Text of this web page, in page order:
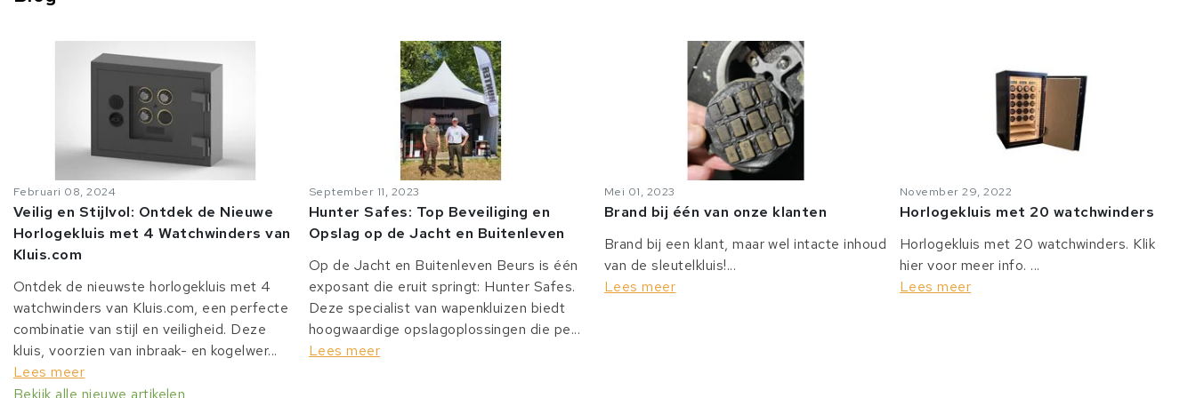
Februari 08, 2024
Veilig en Stijlvol: Ontdek de Nieuwe
Horlogekluis met 4 Watchwinders van
Kluis.com
Ontdek de nieuwste horlogekluis met 4
watchwinders van Kluis.com, een perfecte
combinatie van stijl en veiligheid. Deze
kluis, voorzien van inbraak- en kogelwer...
Lees meer
September 11, 2023
Hunter Safes: Top Beveiliging en
Opslag op de Jacht en Buitenleven
Op de Jacht en Buitenleven Beurs is één
exposant die eruit springt: Hunter Safes.
Deze specialist van wapenkluizen biedt
hoogwaardige opslagoplossingen die pe...
Lees meer
Mei 01, 2023
Brand bij één van onze klanten
Brand bij een klant, maar wel intacte inhoud
van de sleutelkluis!...
Lees meer
November 29, 2022
Horlogekluis met 20 watchwinders
Horlogekluis met 20 watchwinders. Klik
hier voor meer info. ...
Lees meer